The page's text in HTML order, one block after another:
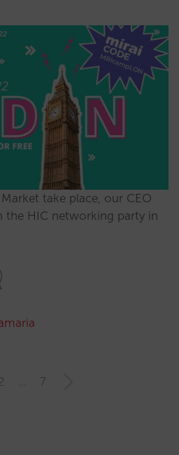
take place, our CEO
the HIC networking party in
7